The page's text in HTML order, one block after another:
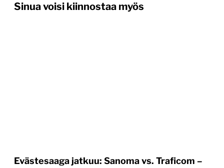
Sinua voisi kiinnostaa myös
Evästesaaga jatkuu: Sanoma vs. Traficom –